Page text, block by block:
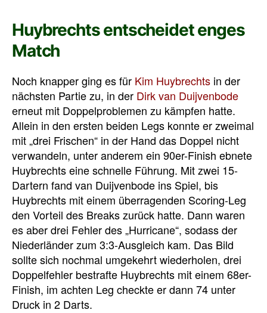
Huybrechts entscheidet enges
Match
Noch knapper ging es für Kim Huybrechts in der
nächsten Partie zu, in der Dirk van Duijvenbode
erneut mit Doppelproblemen zu kämpfen hatte.
Allein in den ersten beiden Legs konnte er zweimal
mit „drei Frischen“ in der Hand das Doppel nicht
verwandeln, unter anderem ein 90er-Finish ebnete
Huybrechts eine schnelle Führung. Mit zwei 15-
Dartern fand van Duijvenbode ins Spiel, bis
Huybrechts mit einem überragenden Scoring-Leg
den Vorteil des Breaks zurück hatte. Dann waren
es aber drei Fehler des „Hurricane“, sodass der
Niederländer zum 3:3-Ausgleich kam. Das Bild
sollte sich nochmal umgekehrt wiederholen, drei
Doppelfehler bestrafte Huybrechts mit einem 68er-
Finish, im achten Leg checkte er dann 74 unter
Druck in 2 Darts.